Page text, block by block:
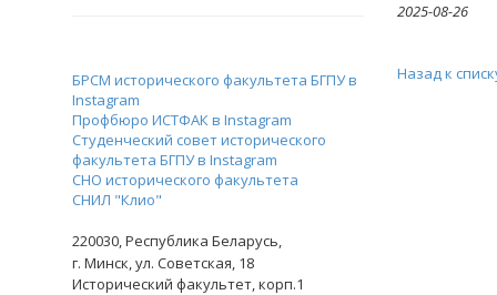
БРСМ исторического факультета БГПУ в
Instagram
Профбюро ИСТФАК в Instagram
Студенческий совет исторического
факультета БГПУ в Instagram
СНО исторического факультета
СНИЛ "Клио"
220030,Республика Беларусь,
г. Минск,ул. Советская, 18
Исторический факультет, корп.1
2025-08-26
Назад к